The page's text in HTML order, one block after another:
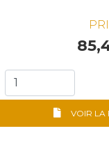
VOIR LA